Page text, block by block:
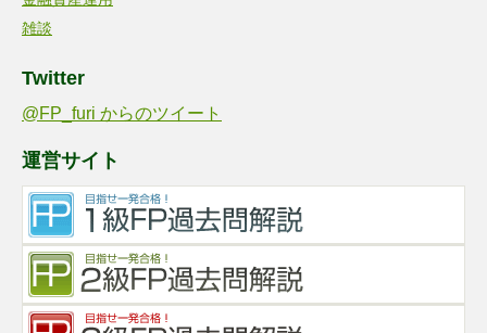
雑談
Twitter
@FP_furi からのツイート
運営サイト